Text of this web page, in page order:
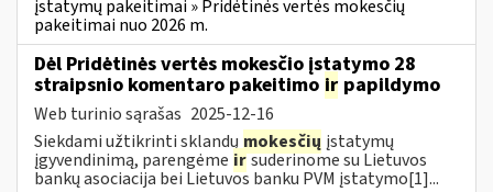
įstatymų pakeitimai » Pridėtinės vertės mokesčių
pakeitimai nuo 2026 m.
Dėl Pridėtinės vertės mokesčio įstatymo 28
straipsnio komentaro pakeitimo ir papildymo
Web turinio sąrašas 2025-12-16
Siekdami užtikrinti sklandų mokesčių įstatymų
įgyvendinimą, parengėme irsuderinome su Lietuvos
bankų asociacija bei Lietuvos banku PVM įstatymo[1]...